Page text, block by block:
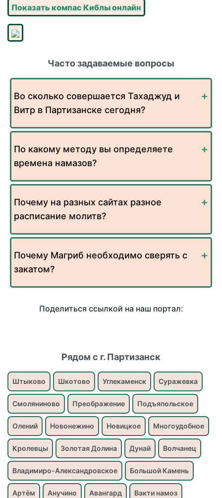
Показать компас Киблы онлайн
Часто задаваемые вопросы
Во сколько совершается Тахаджуд и
Витр в Партизанске сегодня?
По какому методу вы определяете
времена намазов?
Почему на разных сайтах разное
расписание молитв?
Почему Магриб необходимо сверять с
закатом?
Поделиться ссылкой на наш портал:
Рядом с г. Партизанск
Штыково Шкотово Углекаменск Суражевка
Смоляниново Преображение Подъяпольское
Олений Новонежино Новицкое Многоудобное
Кролевцы Золотая Долина Дунай Волчанец
Владимиро-Александровское Большой Камень
Артём Анучино Авангард Вакти намоз